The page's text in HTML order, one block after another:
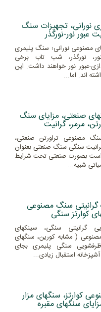
نورانی، تجهیزات سنگ
عبور نور-نورگذر
مصنوعی نورانی؛ سنگ پلیمری
نورگذر، شب تاب برخی
عبور نور خواهند داشت. این
صنعتی، مزایای سنگ
مرمر، گرانیت
مصنوعی تراورتن صنعتی،
سنگی سنگ صنعتی بعنوان
است بصورت صنعتی تحت شرایط
شبیه...
سنگ مصنوعی
کوارتز سنگی
گرانیتی سنگی، سینکهای
( مشابه کورین، سنگهای
سنگی پلیمری بجای
استقبال زیادی...
کوارتز، سنگهای مزار
سنگهای مقبره